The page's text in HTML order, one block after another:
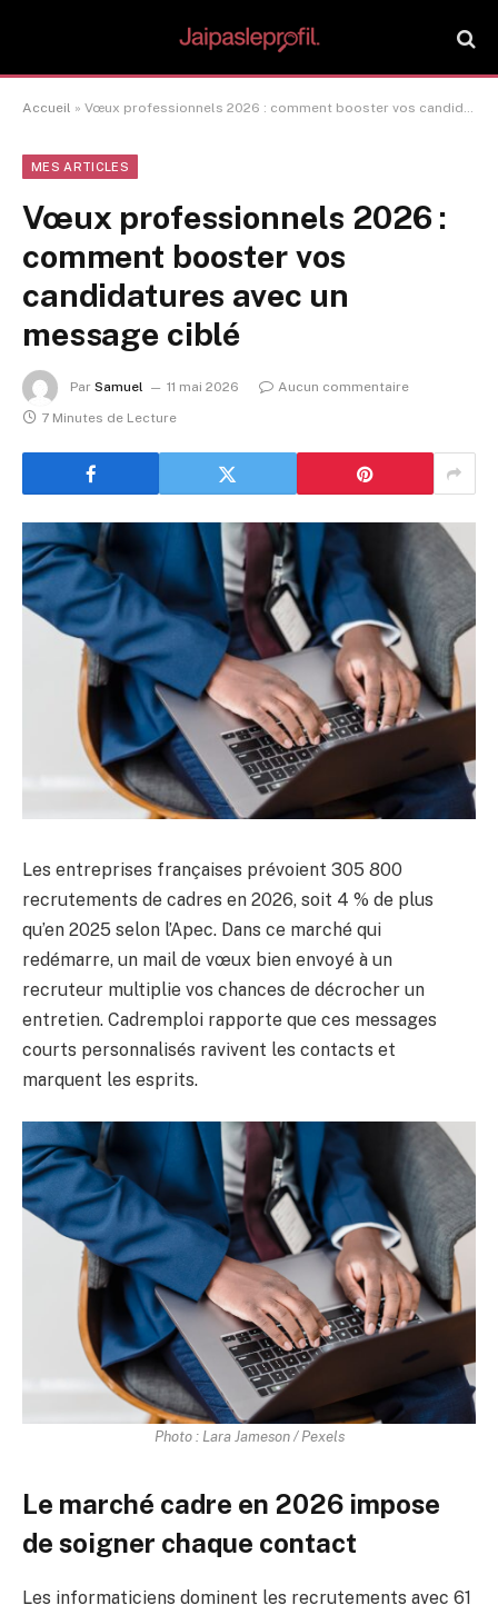
Accueil » Vœux professionnels 2026 : comment booster vos candidatures avec un message ciblé
MES ARTICLES
Vœux professionnels 2026 :
comment booster vos
candidatures avec un
message ciblé
Par Samuel 11 mai 2026
Aucun commentaire
7 Minutes de Lecture
Les entreprises françaises prévoient 305 800
recrutements de cadres en 2026, soit 4 % de plus
qu’en 2025 selon l’Apec. Dans ce marché qui
redémarre, un mail de vœux bien envoyé à un
recruteur multiplie vos chances de décrocher un
entretien. Cadremploi rapporte que ces messages
courts personnalisés ravivent les contacts et
marquent les esprits.
Photo : Lara Jameson / Pexels
Le marché cadre en 2026 impose
de soigner chaque contact
Les informaticiens dominent les recrutements avec 61